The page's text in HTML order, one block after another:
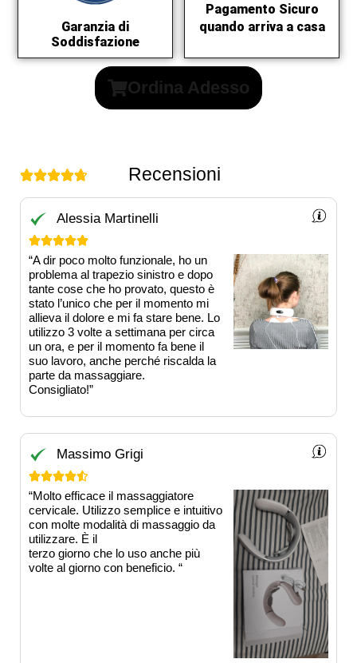
Garanzia di
Soddisfazione
Pagamento Sicuro
quando arriva a casa
Ordina Adesso
 Recensioni
Alessia Martinelli

“A dir poco molto funzionale, ho un
problema al trapezio sinistro e dopo
tante cose che ho provato, questo è
stato l’unico che per il momento mi
allieva il dolore e mi fa stare bene. Lo
utilizzo 3 volte a settimana per circa
un ora, e per il momento fa bene il
suo lavoro, anche perché riscalda la
parte da massaggiare.
Consigliato!”
Massimo Grigi

“Molto efficace il massaggiatore
cervicale. Utilizzo semplice e intuitivo
con molte modalità di massaggio da
utilizzare. È il
terzo giorno che lo uso anche più
volte al giorno con beneficio. “